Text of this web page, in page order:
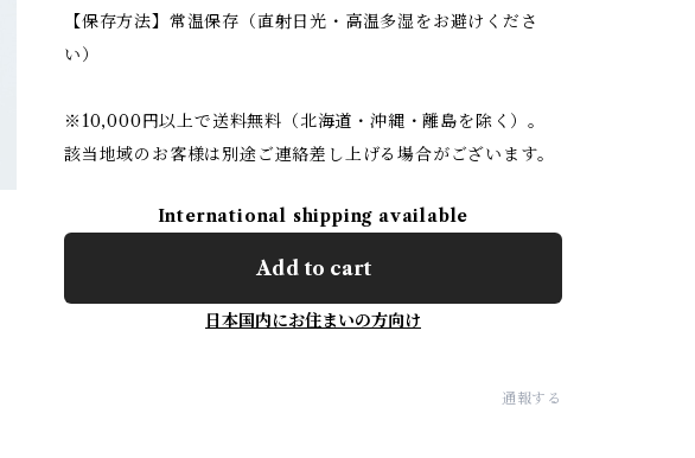
【保存方法】常温保存（直射日光・高温多湿をお避けくださ
い）
※10,000円以上で送料無料（北海道・沖縄・離島を除く）。
該当地域のお客様は別途ご連絡差し上げる場合がございます。
International shipping available
Add to cart
日本国内にお住まいの方向け
通報する